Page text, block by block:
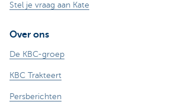
Stel je vraag aan Kate
Over ons
De KBC-groep
KBC Trakteert
Persberichten